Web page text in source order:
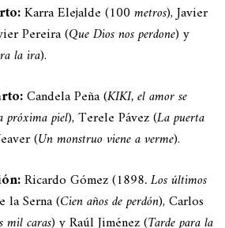
Karra Elejalde (100 metros), Javier
Pereira (Que Dios nos perdone) y
la ira).
Candela Peña (KIKI, el amor se
próxima piel), Terele Pávez (La puerta
(Un monstruo viene a verme).
Ricardo Gómez (1898. Los últimos
la Serna (Cien años de perdón), Carlos
mil caras) y Raúl Jiménez (Tarde para la